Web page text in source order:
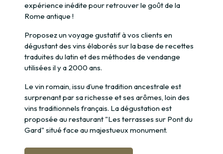
expérience inédite pour retrouver le goût de la
Rome antique !
Proposez un voyage gustatif à vos clients en
dégustant des vins élaborés sur la base de recettes
traduites du latin et des méthodes de vendange
utilisées il y a 2000 ans.
Le vin romain, issu d’une tradition ancestrale est
surprenant par sa richesse et ses arômes, loin des
vins traditionnels français. La dégustation est
proposée au restaurant "Les terrasses sur Pont du
Gard" situé face au majestueux monument.